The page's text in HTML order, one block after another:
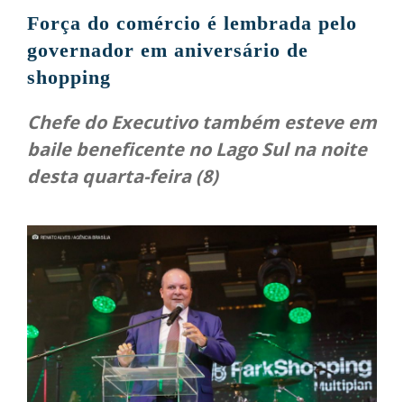
Força do comércio é lembrada pelo
governador em aniversário de
shopping
Chefe do Executivo também esteve em
baile beneficente no Lago Sul na noite
desta quarta-feira (8)